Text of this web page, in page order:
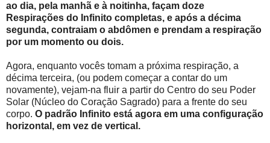
ao dia, pela manhã e à noitinha, façam doze
Respirações do Infinito completas, e após a décima
segunda, contraiam o abdômen e prendam a respiração
por um momento ou dois.
Agora, enquanto vocês tomam a próxima respiração, a
décima terceira, (ou podem começar a contar do um
novamente), vejam-na fluir a partir do Centro do seu Poder
Solar (Núcleo do Coração Sagrado) para a frente do seu
corpo. O padrão Infinito está agora em uma configuração
horizontal, em vez de vertical.